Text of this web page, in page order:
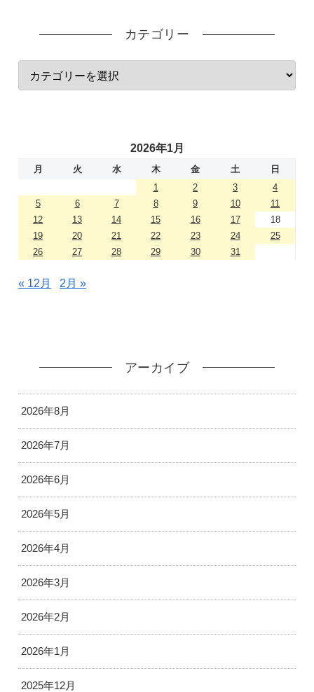
カテゴリー
2026年1月
月 火 水 木 金 土
日
1
2 3
4
5
6 7 8 9 10
11
12
13 14 15 16 17
18
19
20 21 22 23 24
25
26
27 28 29 30 31
« 12月 2月 »
アーカイブ
2026年8月
2026年7月
2026年6月
2026年5月
2026年4月
2026年3月
2026年2月
2026年1月
2025年12月